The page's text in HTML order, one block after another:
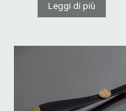
Leggi di più